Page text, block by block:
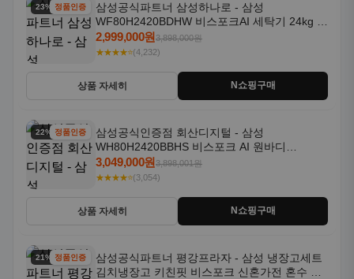
23% 할인정품인증
삼성공식파트너 삼성하나로 - 삼성
WF80H2420BDHW 비스포크AI 세탁기 24kg 건
조기 20kg 세제자동투입
2,999,000원3,898,000원
★★★★⭐(4,232)
상품 자세히 N쇼핑구매
22% 할인정품인증
삼성공식인증점 회산디지털 - 삼성
WH80H2420BBHS 비스포크 AI 원바디
24kg+20kg 세제자동투입 1등급
3,049,000원3,898,001원
★★★★⭐(3,054)
상품 자세히 N쇼핑구매
21% 할인정품인증
삼성공식파트너 평강프라자 - 삼성 냉장고세트
김치냉장고 키친핏 비스포크 신혼가전 혼수 입